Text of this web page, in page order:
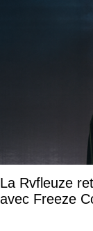
La Rvfleuze
avec Freeze